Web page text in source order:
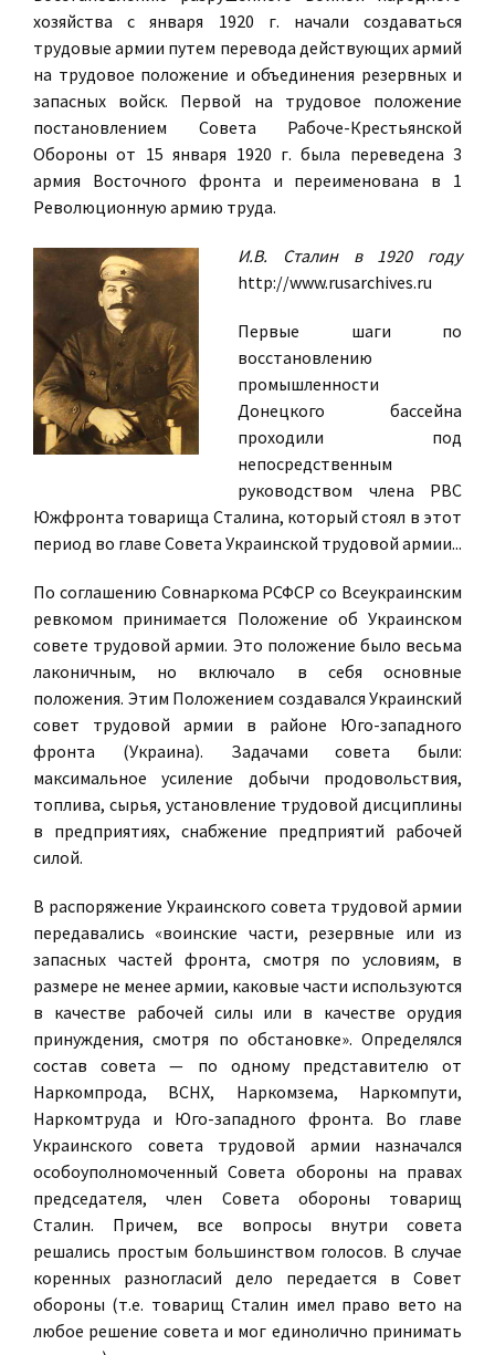
хозяйства с января 1920 г. начали создаваться
трудовые армии путем перевода действующих армий
на трудовое положение и объединения резервных и
запасных войск. Первой на трудовое положение
постановлением Совета Рабоче-Крестьянской
Обороны от 15 января 1920 г. была переведена 3
армия Восточного фронта и переименована в 1
Революционную армию труда.
И.В. Сталин в 1920 году
http://www.rusarchives.ru
Первые шаги по
восстановлению
промышленности
Донецкого бассейна
проходили под
непосредственным
руководством члена РВС
Южфронта товарища Сталина, который стоял в этот
период во главе Совета Украинской трудовой армии...
По соглашению Совнаркома РСФСР со Всеукраинским
ревкомом принимается Положение об Украинском
совете трудовой армии. Это положение было весьма
лаконичным, но включало в себя основные
положения. Этим Положением создавался Украинский
совет трудовой армии в районе Юго-западного
фронта (Украина). Задачами совета были:
максимальное усиление добычи продовольствия,
топлива, сырья, установление трудовой дисциплины
в предприятиях, снабжение предприятий рабочей
силой.
В распоряжение Украинского совета трудовой армии
передавались «воинские части, резервные или из
запасных частей фронта, смотря по условиям, в
размере не менее армии, каковые части используются
в качестве рабочей силы или в качестве орудия
принуждения, смотря по обстановке». Определялся
состав совета — по одному представителю от
Наркомпрода, ВСНХ, Наркомзема, Наркомпути,
Наркомтруда и Юго-западного фронта. Во главе
Украинского совета трудовой армии назначался
особоуполномоченный Совета обороны на правах
председателя, член Совета обороны товарищ
Сталин. Причем, все вопросы внутри совета
решались простым большинством голосов. В случае
коренных разногласий дело передается в Совет
обороны (т.е. товарищ Сталин имел право вето на
любое решение совета и мог единолично принимать